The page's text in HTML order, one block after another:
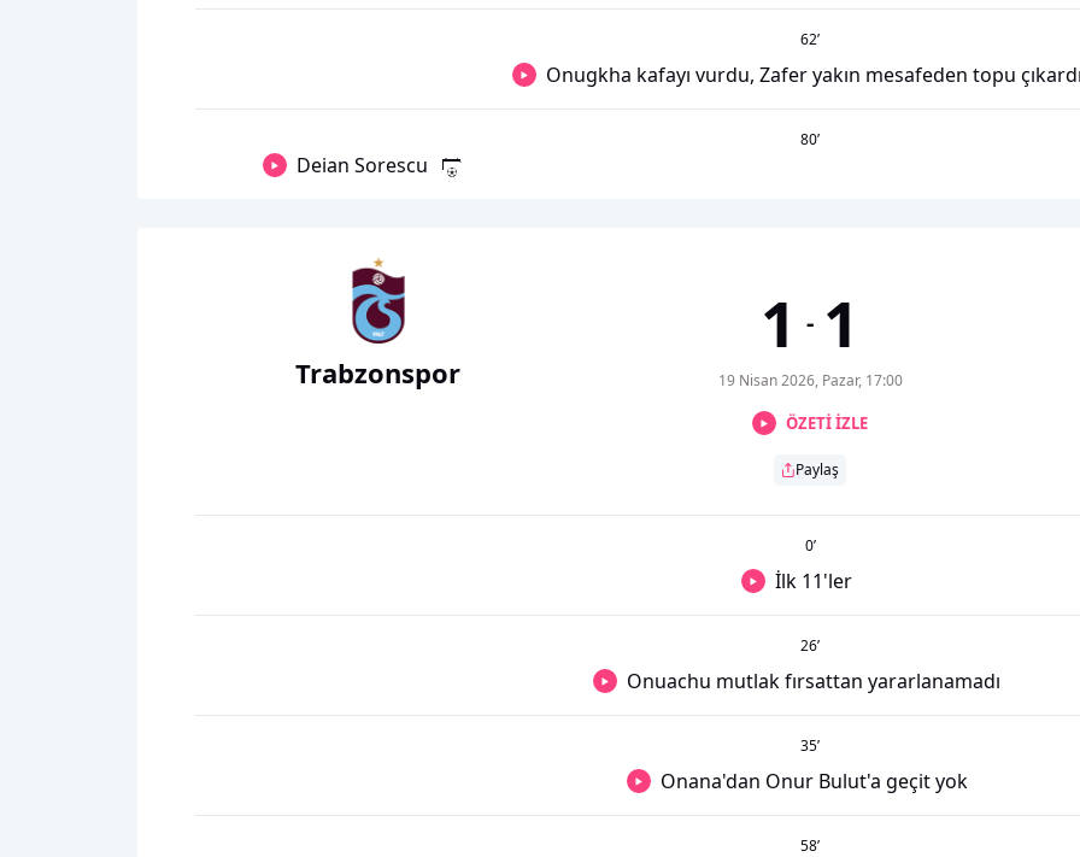
62’
Onugkha kafayı vurdu, Zafer yakın mesafeden topu
80’
Deian Sorescu
Trabzonspor
1 - 1
19 Nisan 2026, Pazar, 17:00
ÖZETİ İZLE
Paylaş
0’
İlk 11'ler
26’
Onuachu mutlak fırsattan yararlanamadı
35’
Onana'dan Onur Bulut'a geçit yok
58’